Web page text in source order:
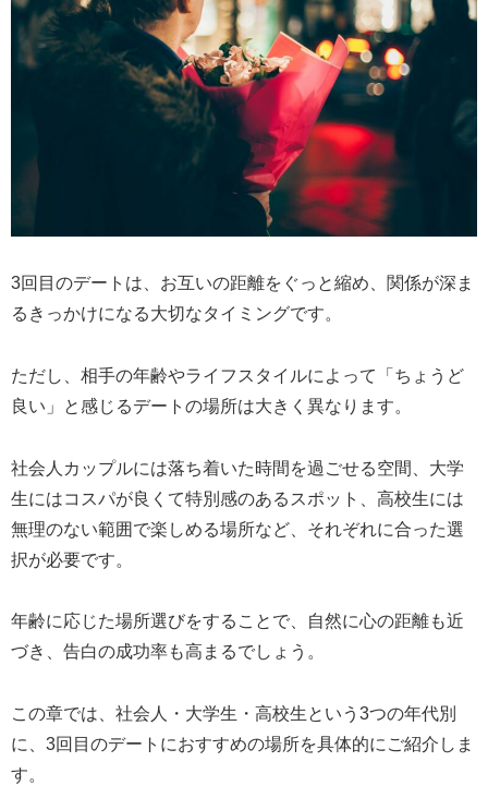
3回目のデートは、お互いの距離をぐっと縮め、関係が深ま
るきっかけになる大切なタイミングです。
ただし、相手の年齢やライフスタイルによって「ちょうど
良い」と感じるデートの場所は大きく異なります。
社会人カップルには落ち着いた時間を過ごせる空間、大学
生にはコスパが良くて特別感のあるスポット、高校生には
無理のない範囲で楽しめる場所など、それぞれに合った選
択が必要です。
年齢に応じた場所選びをすることで、自然に心の距離も近
づき、告白の成功率も高まるでしょう。
この章では、社会人・大学生・高校生という3つの年代別
に、3回目のデートにおすすめの場所を具体的にご紹介しま
す。